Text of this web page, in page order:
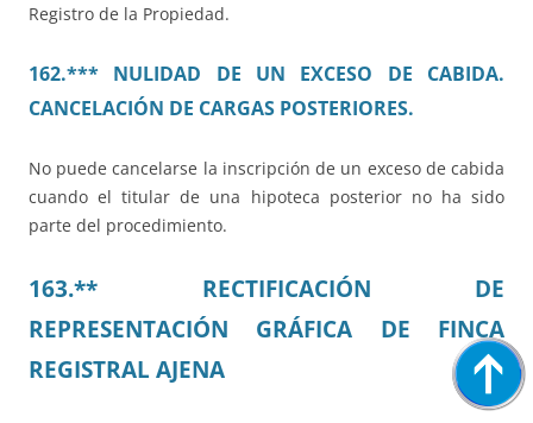
Registro de la Propiedad.
162.*** NULIDAD DE UN EXCESO DE CABIDA.
CANCELACIÓN DE CARGAS POSTERIORES.
No puede cancelarse la inscripción de un exceso de cabida
cuando el titular de una hipoteca posterior no ha sido
parte del procedimiento.
163.** RECTIFICACIÓN DE
REPRESENTACIÓN GRÁFICA DE FINCA
REGISTRAL AJENA